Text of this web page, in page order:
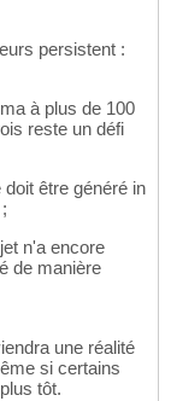
persistent :
à plus de 100
reste un défi
être généré in
n'a encore
de manière
une réalité
si certains
tôt.